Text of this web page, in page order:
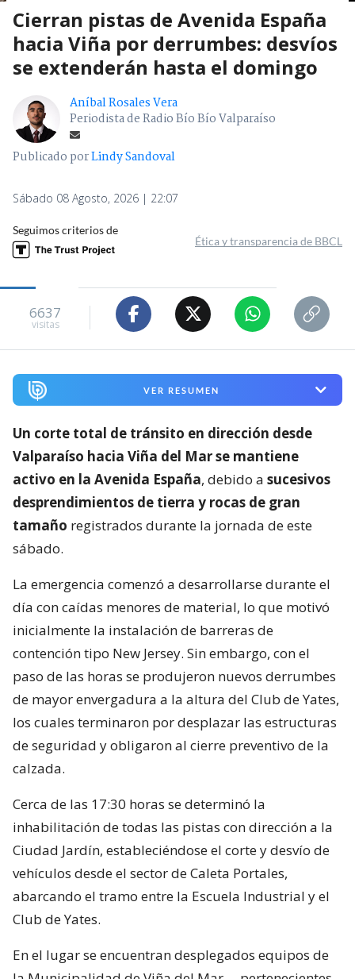
Cierran pistas de Avenida España
hacia Viña por derrumbes: desvíos
se extenderán hasta el domingo
Aníbal Rosales Vera
Periodista de Radio Bío Bío Valparaíso
Publicado porLindy Sandoval
Sábado 08 Agosto, 2026 | 22:07
Seguimos criterios de
Ética y transparencia de BBCL
6637
visitas
VER RESUMEN
Un corte total de tránsito en dirección desde
Valparaíso hacia Viña del Mar se mantiene
activo en la Avenida España, debido a sucesivos
desprendimientos de tierra y rocas de gran
tamaño registrados durante la jornada de este
sábado.
La emergencia comenzó a desarrollarse durante el
día con caídas menores de material, lo que motivó
inicialmente la instalación de barreras de
contención tipo New Jersey. Sin embargo, con el
paso de las horas se produjeron nuevos derrumbes
de mayor envergadura a la altura del Club de Yates,
los cuales terminaron por desplazar las estructuras
de seguridad y obligaron al cierre preventivo de la
calzada.
Cerca de las 17:30 horas se determinó la
inhabilitación de todas las pistas con dirección a la
Ciudad Jardín, estableciéndose el corte y desvío de
vehículos desde el sector de Caleta Portales,
abarcando el tramo entre la Escuela Industrial y el
Club de Yates.
En el lugar se encuentran desplegados equipos de